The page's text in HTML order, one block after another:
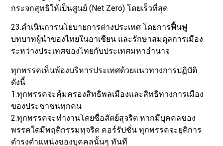
กระจกสุทธิให้เป็นศูนย์ (Net Zero) โดยเร็วที่สุด
23.ดำเนินการนโยบายการต่างประเทศ โดยการฟื้นฟู
บทบาทผู้นำของไทยในอาเชียน และรักษาสมดุลการเมือง
ระหว่างประเทศของไทยกับประเทศมหาอำนาจ
ทุกพรรคเห็นพ้องบริหารประเทศด้วยแนวทางการปฏิบัติ
ดังนี้
1.ทุกพรรคจะคุ้มครองสิทธิพลเมืองและสิทธิทางการเมือง
ของประชาชนทุกคน
2.ทุกพรรคจะทำงานโดยซื่อสัตย์สุจริต หากมีบุคคลของ
พรรคใดมีพฤติกรรมทุจริต คอร์รัปชั่น ทุกพรรคจะยุติการ
ดำรงตำแหน่งของบุคคลนั้นๆ ทันที